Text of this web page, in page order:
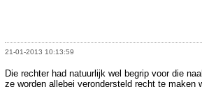
21-01-2013 10:13:59
Die rechter had natuurlijk wel begrip voor die
ze worden allebei verondersteld recht te maken